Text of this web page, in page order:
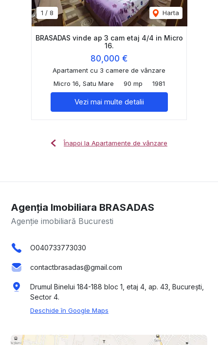
1 / 8 Harta
BRASADAS vinde ap 3 cam etaj 4/4 in Micro
16.
80,000 €
Apartament cu 3 camere de vânzare
Micro 16, Satu Mare
90 mp 1981
Vezi mai multe detalii
Înapoi la Apartamente de vânzare
Agenția Imobiliara BRASADAS
Agenție imobiliară Bucuresti
O040733773030
contactbrasadas@gmail.com
Drumul Binelui 184-188 bloc 1, etaj 4, ap. 43, București,
Sector 4.
Deschide în Google Maps